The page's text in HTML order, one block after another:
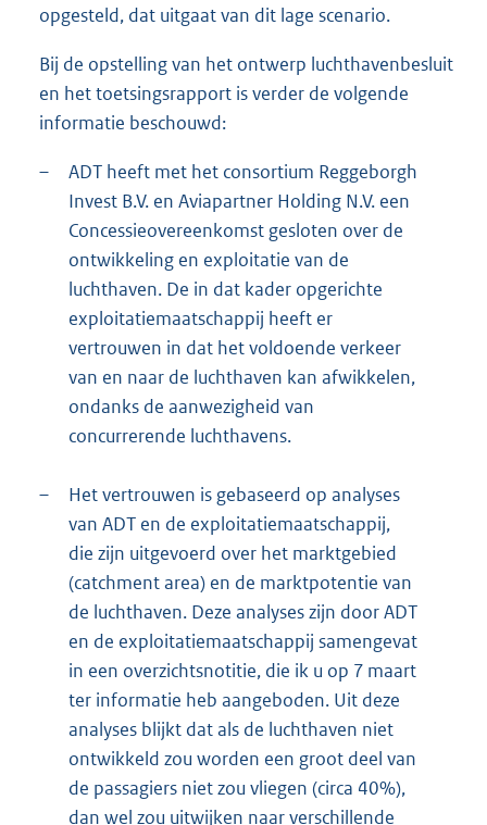
opgesteld, dat uitgaat van dit lage scenario.
Bij de opstelling van het ontwerp luchthavenbesluit
en het toetsingsrapport is verder de volgende
informatie beschouwd:
–
ADT heeft met het consortium Reggeborgh
Invest B.V. en Aviapartner Holding N.V. een
Concessieovereenkomst gesloten over de
ontwikkeling en exploitatie van de
luchthaven. De in dat kader opgerichte
exploitatiemaatschappij heeft er
vertrouwen in dat het voldoende verkeer
van en naar de luchthaven kan afwikkelen,
ondanks de aanwezigheid van
concurrerende luchthavens.
–
Het vertrouwen is gebaseerd op analyses
van ADT en de exploitatiemaatschappij,
die zijn uitgevoerd over het marktgebied
(catchment area) en de marktpotentie van
de luchthaven. Deze analyses zijn door ADT
en de exploitatiemaatschappij samengevat
in een overzichtsnotitie, die ik u op 7 maart
ter informatie heb aangeboden. Uit deze
analyses blijkt dat als de luchthaven niet
ontwikkeld zou worden een groot deel van
de passagiers niet zou vliegen (circa 40%),
dan wel zou uitwijken naar verschillende